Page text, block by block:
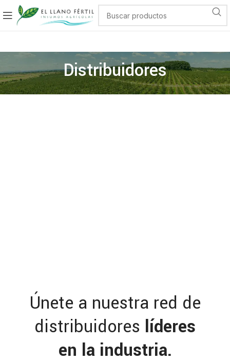
Distribuidores
Únete a nuestra red de
distribuidores líderes
en la industria.